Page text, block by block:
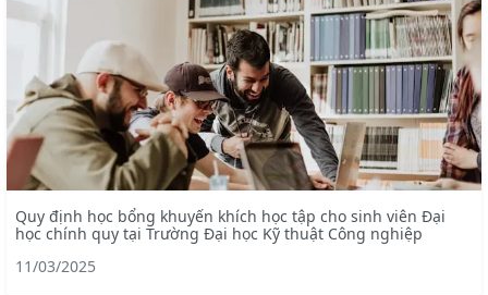
Quy định học bổng khuyến khích học tập cho sinh viên Đại
học chính quy tại Trường Đại học Kỹ thuật Công nghiệp
11/03/2025